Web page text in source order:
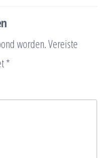
worden.Vereiste
*